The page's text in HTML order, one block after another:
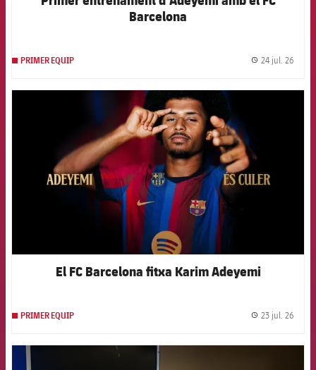
Barcelona
PRIMER EQUIP 24 jul. 26
FCB Barcelona badge
El FC Barcelona fitxa Karim Adeyemi
PRIMER EQUIP 23 jul. 26
FCB Barcelona badge